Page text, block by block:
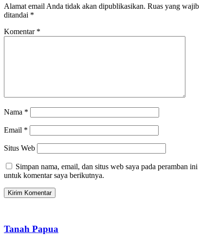
Alamat email Anda tidak akan dipublikasikan. Ruas yang wajib
ditandai *
Komentar *
Nama *
Email *
Situs Web
Simpan nama, email, dan situs web saya pada peramban ini
untuk komentar saya berikutnya.
Tanah Papua